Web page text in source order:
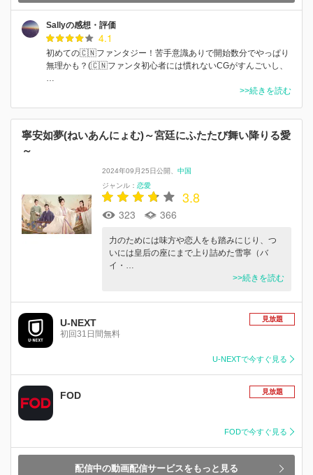
Sallyの感想・評価
4.1
初めての🇨🇳ファンタジー！苦手意識ありで開始数分でやっぱり
無理かも？(🇨🇳ファンタ初心者には慣れないCGがすんごいし、
>>続きを読む
寧安如夢(ねいあんにょむ)～宮廷にふたたび舞い降りる愛
～
2024年09月25日公開
中国
ジャンル： 恋愛
3.8
323 366
力のためには味方や恋人をも踏みにじり、つ
いには皇后の座にまで上り詰めた雪寧（バ
イ・…
>>続きを読む
U-NEXT
初回31日間無料
見放題
U-NEXTで今すぐ見る
FOD 見放題
FODで今すぐ見る
配信中の動画配信サービスをもっと見る